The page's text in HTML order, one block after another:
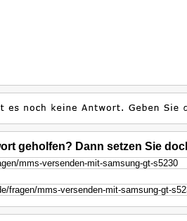
geholfen? Dann setzen Sie